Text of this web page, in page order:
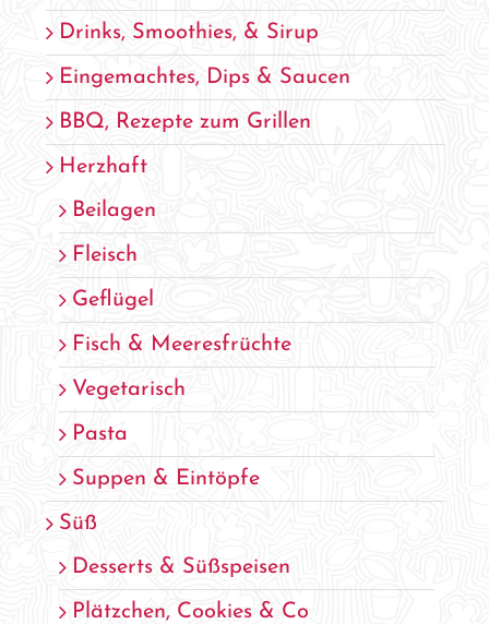
Drinks, Smoothies, & Sirup
Eingemachtes, Dips & Saucen
BBQ, Rezepte zum Grillen
Herzhaft
Beilagen
Fleisch
Geflügel
Fisch & Meeresfrüchte
Vegetarisch
Pasta
Suppen & Eintöpfe
Süß
Desserts & Süßspeisen
Plätzchen, Cookies & Co